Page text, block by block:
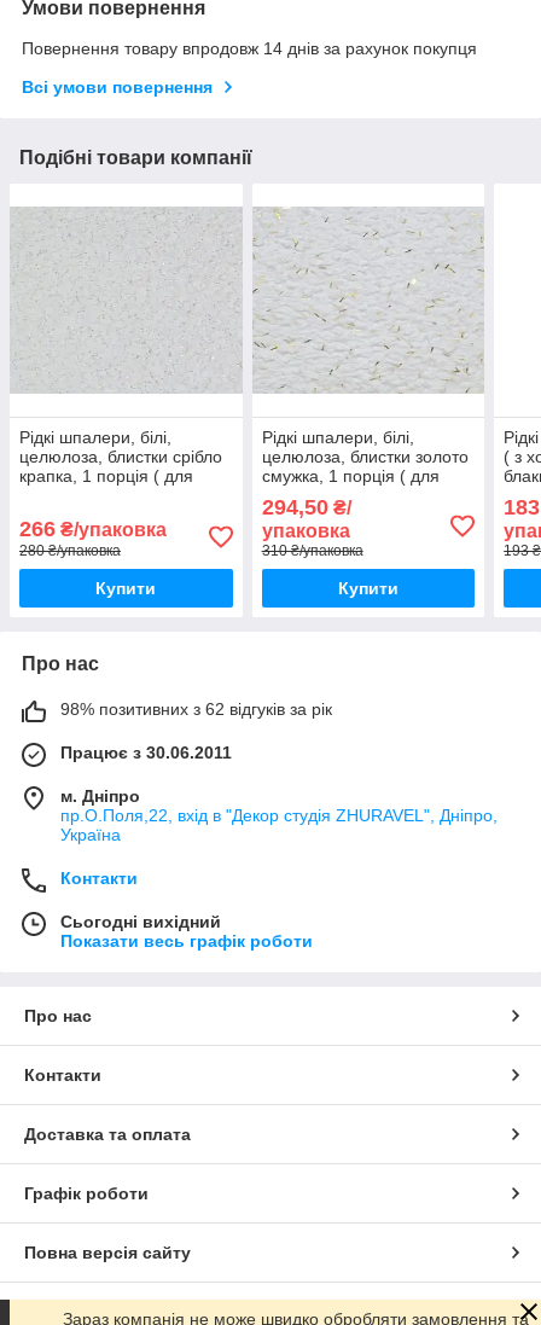
Умови повернення
Повернення товару впродовж 14 днів за рахунок покупця
Всі умови повернення
Подібні товари компанії
Рідкі шпалери, білі,
целюлоза, блистки срібло
крапка, 1 порція ( для
266 ₴/упаковка
280 ₴/упаковка
Купити
Рідкі шпалери, білі,
целюлоза, блистки золото
смужка, 1 порція ( для
Блиск, 1.11
294,50₴/
упаковка
310 ₴/упаковка
Купити
( з
Тон
193
Про нас
98% позитивних з 62 відгуків за рік
Працює з 30.06.2011
м. Дніпро
пр.О.Поля,22, вхід в "Декор студія ZHURAVEL", Дніпро,
Україна
Контакти
Сьогодні вихідний
Показати весь графік роботи
Про нас
Контакти
Доставка та оплата
Графік роботи
Повна версія сайту
Сайт створено на маркетплейсі Prom.ua
Зараз компанія не може швидко обробляти замовлення та